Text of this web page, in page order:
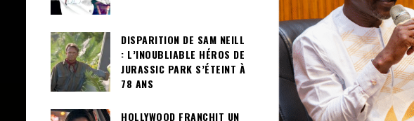
DISPARITION DE SAM NEILL
: L’INOUBLIABLE HÉROS DE
JURASSIC PARK S’ÉTEINT À
78 ANS
HOLLYWOOD FRANCHIT UN